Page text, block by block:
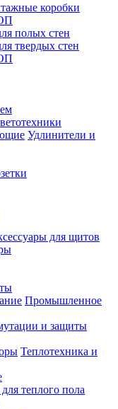
коробки
полых стен
твердых стен
Удлинители и
для щитов
Промышленное
и защиты
Теплотехника и
теплого пола